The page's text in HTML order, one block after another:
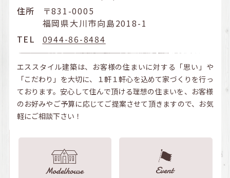
住所
〒831-0005
福岡県大川市向島2018-1
TEL
0944-86-8484
エススタイル建築は、お客様の住まいに対する「思い」や
「こだわり」を大切に、１軒１軒心を込めて家づくりを行っ
ております。安心して住んで頂ける理想の住まいを、お客様
のお好みやご予算に応じてご提案させて頂きますので、お気
軽にご相談下さい！